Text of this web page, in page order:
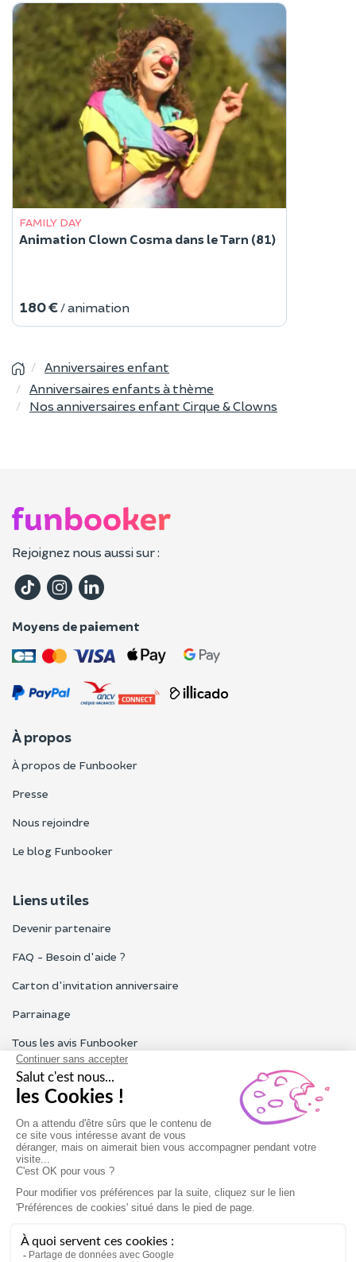
FAMILY DAY
Animation Clown Cosma dans le Tarn (81)
180 € / animation
Anniversaires enfant
Anniversaires enfants à thème
Nos anniversaires enfant Cirque & Clowns
Rejoignez nous aussi sur :
Moyens de paiement
À propos
À propos de Funbooker
Presse
Nous rejoindre
Le blog Funbooker
Liens utiles
Devenir partenaire
FAQ - Besoin d'aide ?
Carton d'invitation anniversaire
Parrainage
Tous les avis Funbooker
Particuliers, entreprises, professionnels
Notre service client est ouvert du lundi au vendredi de 9h à 18h
Nous contacter
Conditions générales